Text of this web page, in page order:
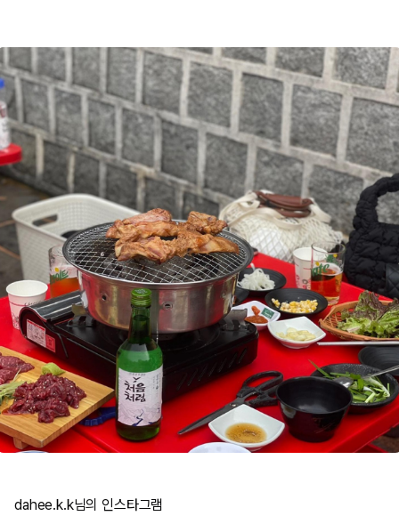
dahee.k.k님의 인스타그램